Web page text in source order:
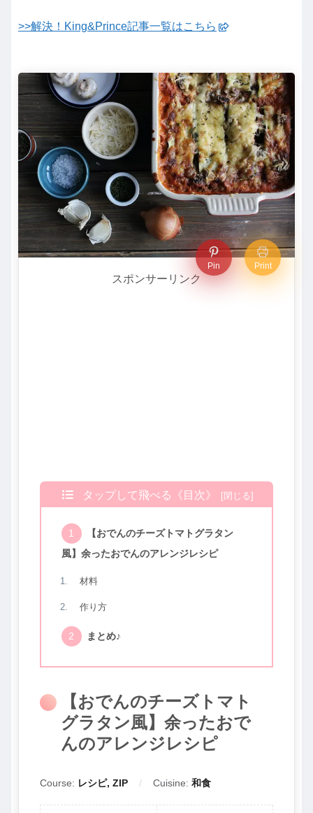
>>解決！King&Prince記事一覧はこちら
Pin Print
スポンサーリンク
タップして飛べる《目次》
【おでんのチーズトマトグラタン
風】余ったおでんのアレンジレシピ
材料
作り方
まとめ♪
【おでんのチーズトマト
グラタン風】余ったおで
んのアレンジレシピ
Course: レシピ, ZIP Cuisine: 和食